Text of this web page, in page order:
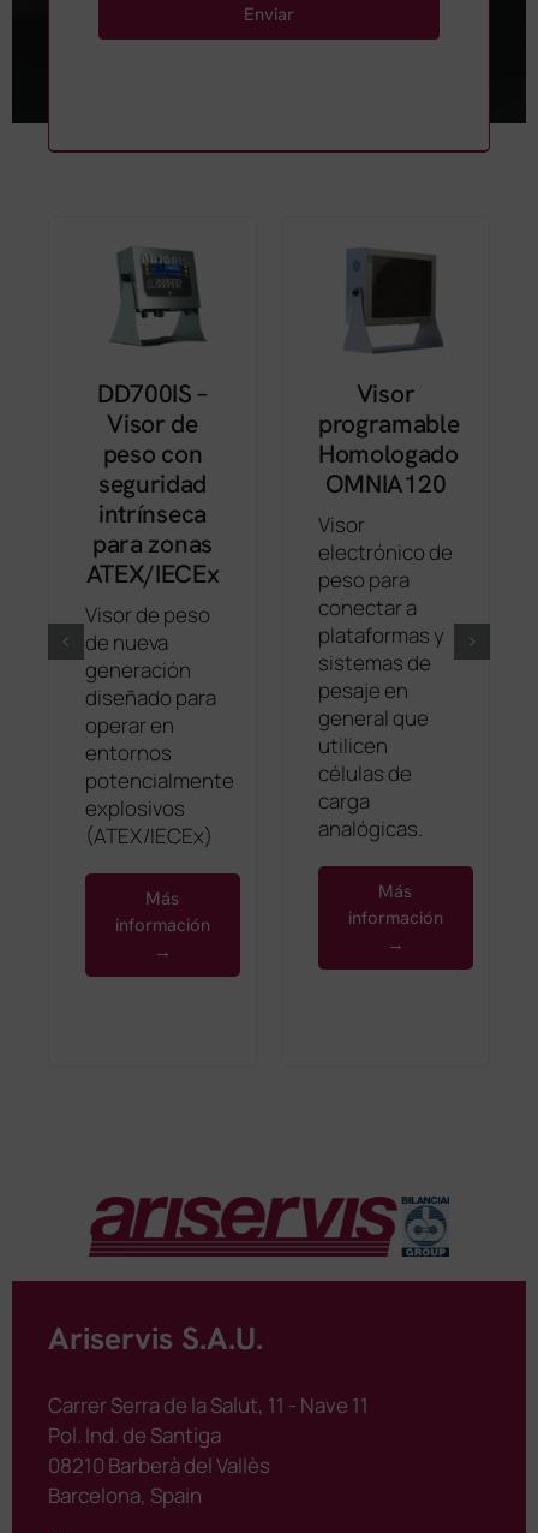
Enviar
DD700IS –
Visor de
peso con
seguridad
intrínseca
para zonas
ATEX/IECEx
Visor de peso
de nueva
generación
diseñado para
operar en
entornos
potencialmente
explosivos
(ATEX/IECEx)
Más
información
→
Visor
programable
Homologado
OMNIA120
Visor
electrónico de
peso para
conectar a
plataformas y
sistemas de
pesaje en
general que
utilicen
células de
carga
analógicas.
Más
información
→
Ariservis S.A.U.
Carrer Serra de la Salut, 11 - Nave 11
Pol. Ind. de Santiga
08210 Barberà del Vallès
Barcelona, Spain